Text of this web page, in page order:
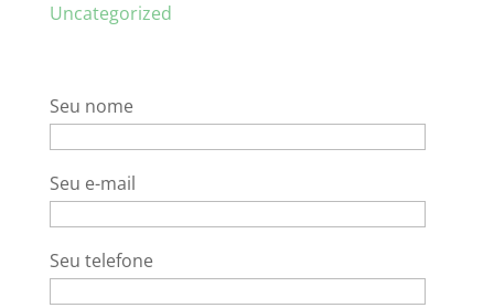
Uncategorized
Seu nome
Seu e-mail
Seu telefone